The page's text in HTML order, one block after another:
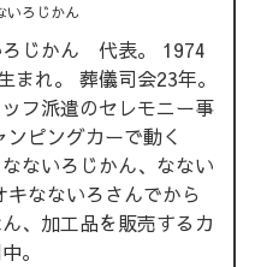
いろじかん
ろじかん 代表。 1974
まれ。 葬儀司会23年。
フ派遣のセレモニー事
ピングカーで動く
ないろじかん、なない
キなないろさんでから
、加工品を販売するカ
。